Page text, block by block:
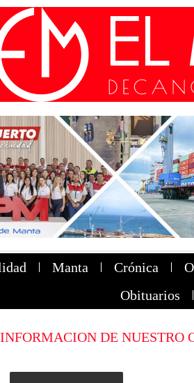
Manta Crónica
Obituarios
DE